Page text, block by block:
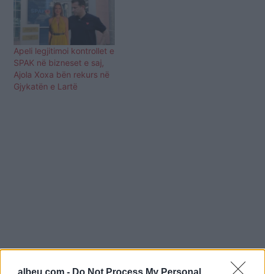
albeu.com - Do Not Process My Personal
Apeli legjitimoi kontrollet e
SPAK në bizneset e saj,
Ajola Xoxa bën rekurs në
Gjykatën e Lartë